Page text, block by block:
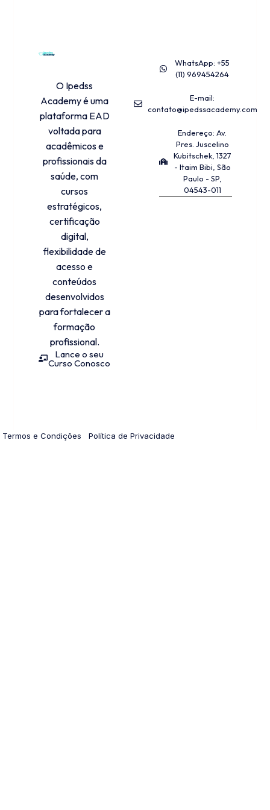
O Ipedss
Academy é uma
plataforma EAD
voltada para
acadêmicos e
profissionais da
saúde, com
cursos
estratégicos,
certificação
digital,
flexibilidade de
acesso e
conteúdos
desenvolvidos
para fortalecer a
formação
profissional.
Lance o seu
Curso Conosco
WhatsApp: +55
(11) 969454264
E-mail:
contato@ipedssacademy.com
Endereço: Av.
Pres. Juscelino
Kubitschek, 1327
- Itaim Bibi, São
Paulo - SP,
04543-011
Termos e Condições Política de Privacidade